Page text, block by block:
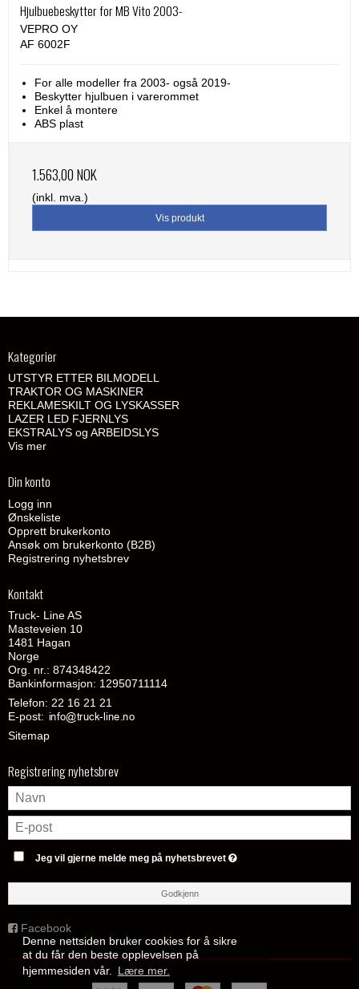
Denne nettsiden bruker cookies for å sikre
at du får den beste opplevelsen på
hjemmesiden vår.
Lære mer.
Hjulbuebeskytter for MB Vito 2003-
VEPRO OY
AF 6002F
For alle modeller fra 2003- også 2019-
Beskytter hjulbuen i varerommet
Enkel å montere
ABS plast
1.563,00 NOK
(inkl. mva.)
Vis produkt
Kategorier
UTSTYR ETTER BILMODELL
TRAKTOR OG MASKINER
REKLAMESKILT OG LYSKASSER
LAZER LED FJERNLYS
EKSTRALYS og ARBEIDSLYS
Vis mer
Din konto
Logg inn
Ønskeliste
Opprett brukerkonto
Ansøk om brukerkonto (B2B)
Registrering nyhetsbrev
Kontakt
Truck- Line AS
Masteveien 10
1481 Hagan
Norge
Org. nr.: 874348422
Bankinformasjon: 12950711114
Telefon: 22 16 21 21
E-post:
Sitemap
Registrering nyhetsbrev
Jeg vil gjerne melde meg på nyhetsbrevet
Godkjenn
Facebook